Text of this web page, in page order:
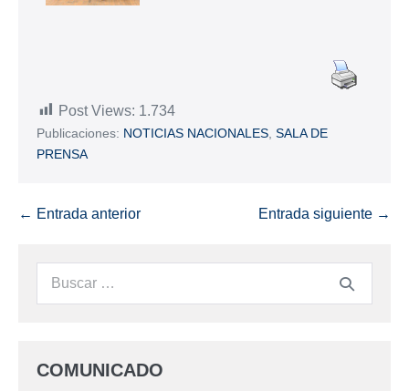
Post Views: 1.734
Publicaciones: NOTICIAS NACIONALES SALA DE
PRENSA
← Entrada anterior Entrada siguiente →
COMUNICADO